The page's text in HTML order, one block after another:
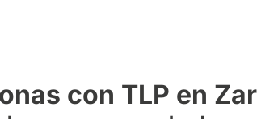
con TLP en